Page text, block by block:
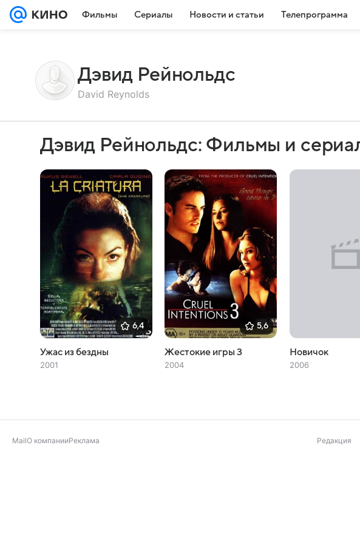
Фильмы Сериалы Новости и статьи Телепрограмма
Дэвид Рейнольдс
David Reynolds
Дэвид Рейнольдс: Фильмы и
6,4
Ужас из бездны
2001
5,6
Жестокие игры 3
2004
Новичок
2006
MailО компанииРеклама Редакция